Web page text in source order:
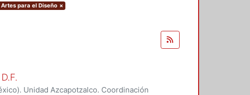
para el Diseño ×
Unidad Azcapotzalco. Coordinación